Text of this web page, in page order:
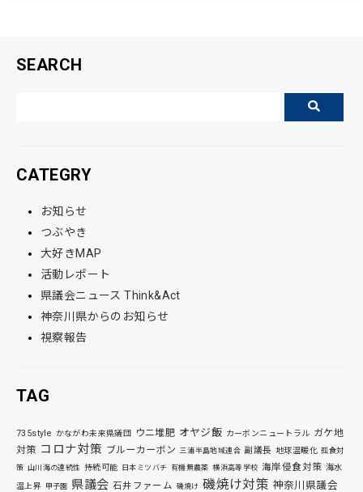
SEARCH
CATEGRY
お知らせ
つぶやき
大好きMAP
活動レポート
県議会ニュース Think&Act
神奈川県からのお知らせ
視察報告
TAG
735style かながわ未来県議団 ウニ堆肥 オヤジ飯 カーボンニュートラル ガケ地
対策 コロナ対策 ブルーカーボン 三浦半島地域連合 副議長 地球温暖化 孤食対
策 山川海の連続性 持続可能 日本ミツバチ 有機無農薬 横浜高等学校 海岸侵食対策 海水
温上昇 甲子園 県議会 石井ファーム 磯焼け 磯焼け対策 神奈川県議会